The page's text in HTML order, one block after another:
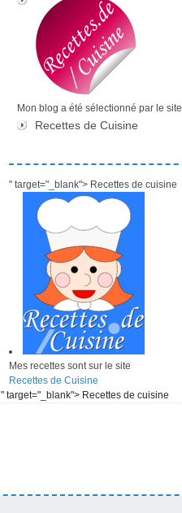
Mon blog a été sélectionné par le site
Recettes de Cuisine
" target="_blank"> Recettes de cuisine
Mes recettes sont sur le site
Recettes de Cuisine
" target="_blank"> Recettes de cuisine